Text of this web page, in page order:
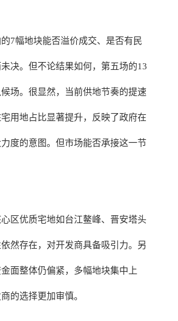
7幅地块能否溢价成交、是否有民
决。但不论结果如何，第五场的13
场。很显然，当前供地节奏的提速
用地占比显著提升，反映了政府在
度的意图。但市场能否承接这一节
区优质宅地如台江鳌峰、晋安塔头
然存在，对开发商具备吸引力。另
面整体仍偏紧，多幅地块集中上
的选择更加审慎。